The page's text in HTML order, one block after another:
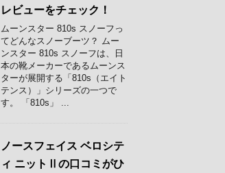
レビューをチェック！
ムーンスター 810s スノーフっ
てどんなスノーブーツ？ ムー
ンスター 810s スノーフは、日
本の靴メーカーであるムーンス
ターが展開する「810s（エイト
テンス）」シリーズの一つで
す。 「810s」 ...
ノースフェイス ベロシテ
ィ ニットⅡの口コミがひ